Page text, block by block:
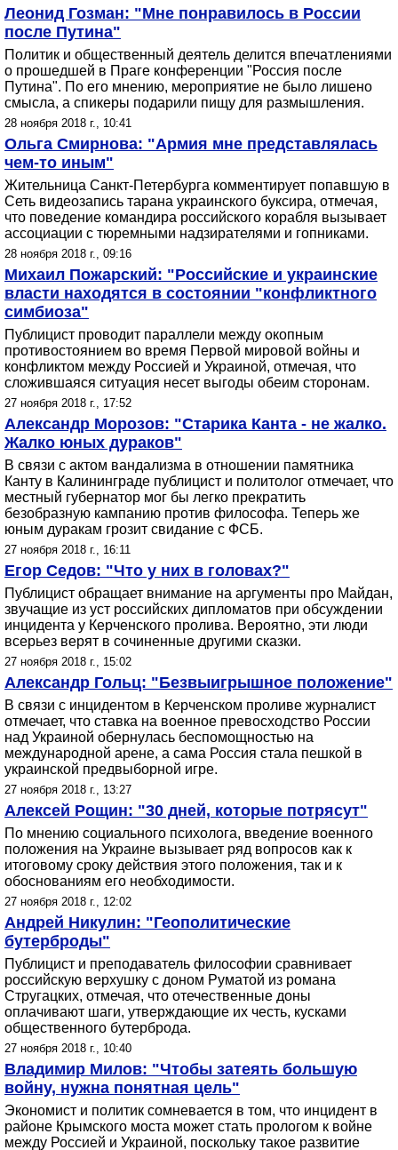
Леонид Гозман: "Мне понравилось в России
после Путина"
Политик и общественный деятель делится впечатлениями
о прошедшей в Праге конференции "Россия после
Путина". По его мнению, мероприятие не было лишено
смысла, а спикеры подарили пищу для размышления.
28 ноября 2018 г., 10:41
Ольга Смирнова: "Армия мне представлялась
чем-то иным"
Жительница Санкт-Петербурга комментирует попавшую в
Сеть видеозапись тарана украинского буксира, отмечая,
что поведение командира российского корабля вызывает
ассоциации с тюремными надзирателями и гопниками.
28 ноября 2018 г., 09:16
Михаил Пожарский: "Российские и украинские
власти находятся в состоянии "конфликтного
симбиоза"
Публицист проводит параллели между окопным
противостоянием во время Первой мировой войны и
конфликтом между Россией и Украиной, отмечая, что
сложившаяся ситуация несет выгоды обеим сторонам.
27 ноября 2018 г., 17:52
Александр Морозов: "Старика Канта - не жалко.
Жалко юных дураков"
В связи с актом вандализма в отношении памятника
Канту в Калининграде публицист и политолог отмечает, что
местный губернатор мог бы легко прекратить
безобразную кампанию против философа. Теперь же
юным дуракам грозит свидание с ФСБ.
27 ноября 2018 г., 16:11
Егор Седов: "Что у них в головах?"
Публицист обращает внимание на аргументы про Майдан,
звучащие из уст российских дипломатов при обсуждении
инцидента у Керченского пролива. Вероятно, эти люди
всерьез верят в сочиненные другими сказки.
27 ноября 2018 г., 15:02
Александр Гольц: "Безвыигрышное положение"
В связи с инцидентом в Керченском проливе журналист
отмечает, что ставка на военное превосходство России
над Украиной обернулась беспомощностью на
международной арене, а сама Россия стала пешкой в
украинской предвыборной игре.
27 ноября 2018 г., 13:27
Алексей Рощин: "30 дней, которые потрясут"
По мнению социального психолога, введение военного
положения на Украине вызывает ряд вопросов как к
итоговому сроку действия этого положения, так и к
обоснованиям его необходимости.
27 ноября 2018 г., 12:02
Андрей Никулин: "Геополитические
бутерброды"
Публицист и преподаватель философии сравнивает
российскую верхушку с доном Руматой из романа
Стругацких, отмечая, что отечественные доны
оплачивают шаги, утверждающие их честь, кусками
общественного бутерброда.
27 ноября 2018 г., 10:40
Владимир Милов: "Чтобы затеять большую
войну, нужна понятная цель"
Экономист и политик сомневается в том, что инцидент в
районе Крымского моста может стать прологом к войне
между Россией и Украиной, поскольку такое развитие